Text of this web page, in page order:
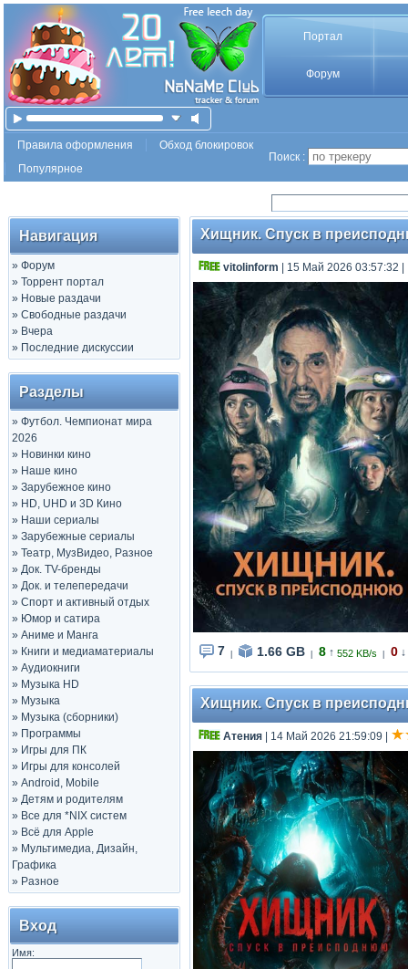
Портал
Форум
Правила оформления
Обход блокировок
Популярное
Поиск :
Навигация
» Форум
» Торрент портал
» Новые раздачи
» Свободные раздачи
» Вчера
» Последние дискуссии
Разделы
» Футбол. Чемпионат мира
2026
» Новинки кино
» Наше кино
» Зарубежное кино
» HD, UHD и 3D Кино
» Наши сериалы
» Зарубежные сериалы
» Театр, МузВидео, Разное
» Док. TV-бренды
» Док. и телепередачи
» Спорт и активный отдых
» Юмор и сатира
» Аниме и Манга
» Книги и медиаматериалы
» Аудиокниги
» Музыка HD
» Музыка
» Музыка (сборники)
» Программы
» Игры для ПК
» Игры для консолей
» Android, Mobile
» Детям и родителям
» Все для *NIX систем
» Всё для Apple
» Мультимедиа, Дизайн,
Графика
» Разное
Вход
Имя:
Хищник. Спуск в
vitolinform | 15 Май 2026 03:57:32
7 1.66 GB 8 ↑ 552 KB/s 0 ↓
Хищник. Спуск в
Атения | 14 Май 2026 21:59:09